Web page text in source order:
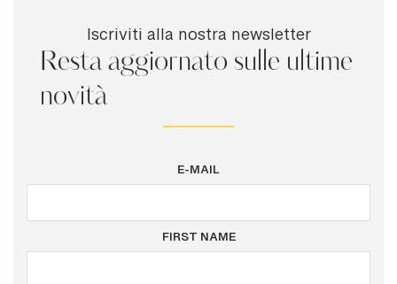
Iscriviti alla nostra newsletter
Resta aggiornato sulle ultime
novità
E-MAIL
FIRST NAME